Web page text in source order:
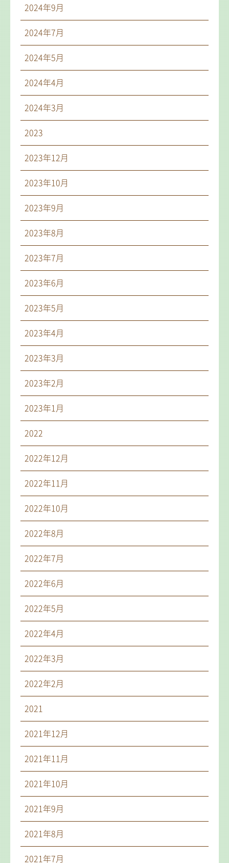
2024年9月
2024年7月
2024年5月
2024年4月
2024年3月
2023
2023年12月
2023年10月
2023年9月
2023年8月
2023年7月
2023年6月
2023年5月
2023年4月
2023年3月
2023年2月
2023年1月
2022
2022年12月
2022年11月
2022年10月
2022年8月
2022年7月
2022年6月
2022年5月
2022年4月
2022年3月
2022年2月
2021
2021年12月
2021年11月
2021年10月
2021年9月
2021年8月
2021年7月